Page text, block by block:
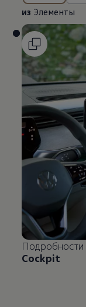
из Элементы
Подробности
Cockpit